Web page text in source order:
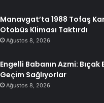
Manavgat’ta 1988 Tofaş
Otobüs Kliması Taktırdı
Ağustos 8, 2026
Engelli Babanın Azmi: Bıçak
Geçim Sağlıyorlar
Ağustos 8, 2026